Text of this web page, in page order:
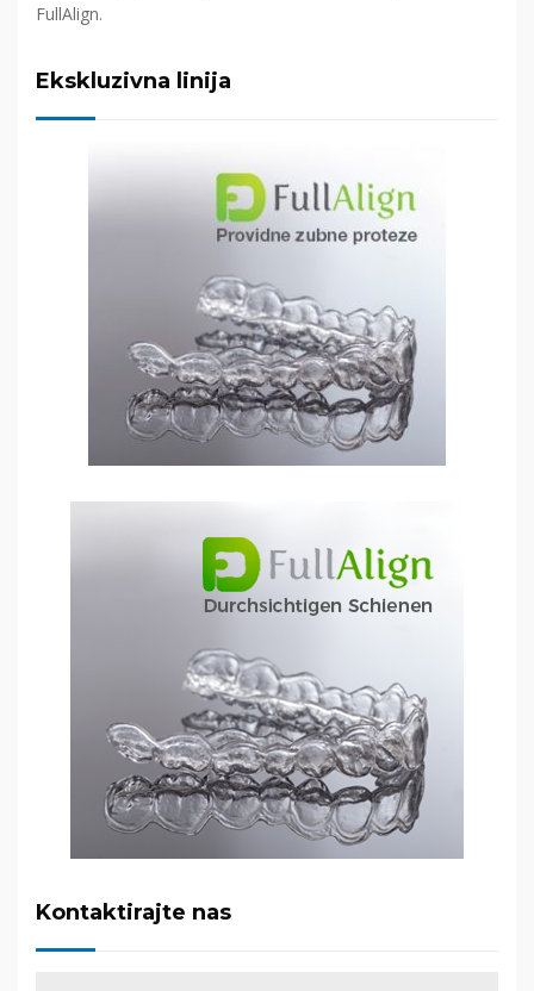
FullAlign.
Ekskluzivna linija
Kontaktirajte nas